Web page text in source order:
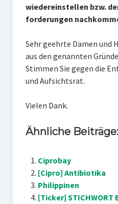
wiedereinstellen bzw.
forderungen
Sehr geehrte Damen und
aus den genannten
Stimmen Sie gegen die
und Aufsichtsrat.
Vielen Dank.
Ähnliche Beiträge:
Ciprobay
[Cipro] Antibiotika
Philippinen
[Ticker] STICHWORT